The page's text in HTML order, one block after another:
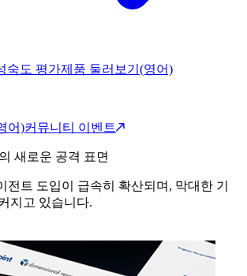
숙도 평가제품 둘러보기(영어)
어)커뮤니티 이벤트
새로운 공격 표면
전트 도입이 급속히 확산되며, 막대한 기
지고 있습니다.